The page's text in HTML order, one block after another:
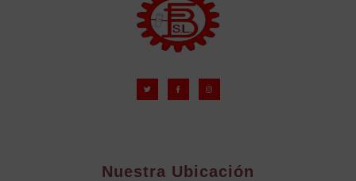
Nuestra Ubicación